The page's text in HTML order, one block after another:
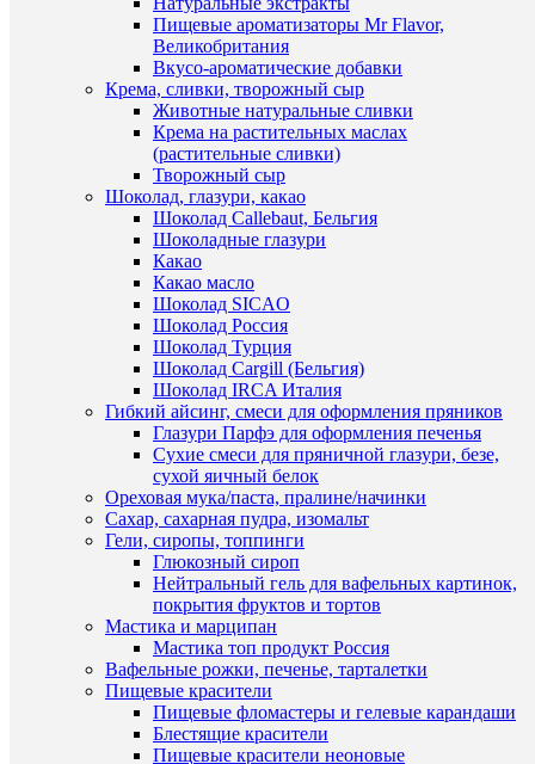
Пищевые ароматизаторы Mr Flavor,
Великобритания
Вкусо-ароматические добавки
Крема, сливки, творожный сыр
Животные натуральные сливки
Крема на растительных маслах
(растительные сливки)
Творожный сыр
Шоколад, глазури, какао
Шоколад Callebaut, Бельгия
Шоколадные глазури
Какао
Какао масло
Шоколад SICAO
Шоколад Россия
Шоколад Турция
Шоколад Cargill (Бельгия)
Шоколад IRCA Италия
Гибкий айсинг, смеси для оформления пряников
Глазури Парфэ для оформления печенья
Сухие смеси для пряничной глазури, безе,
сухой яичный белок
Ореховая мука/паста, пралине/начинки
Сахар, сахарная пудра, изомальт
Гели, сиропы, топпинги
Глюкозный сироп
Нейтральный гель для вафельных картинок,
покрытия фруктов и тортов
Мастика и марципан
Мастика топ продукт Россия
Вафельные рожки, печенье, тарталетки
Пищевые красители
Пищевые фломастеры и гелевые карандаши
Блестящие красители
Пищевые красители неоновые
см.
120
руб.
К
/